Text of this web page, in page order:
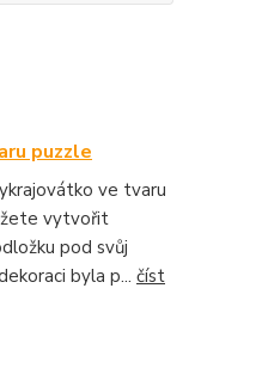
puzzle
ve tvaru
vytvořit
pod svůj
byla p... číst